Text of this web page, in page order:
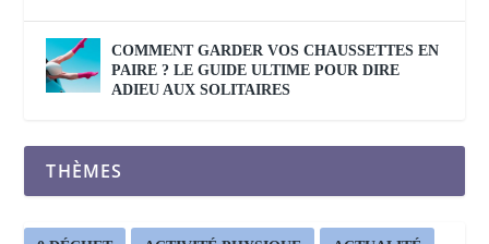
COMMENT GARDER VOS CHAUSSETTES EN
PAIRE ? LE GUIDE ULTIME POUR DIRE
ADIEU AUX SOLITAIRES
THÈMES